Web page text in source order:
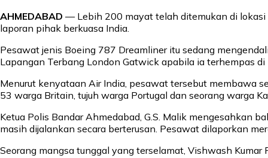
AHMEDABAD — Lebih 200 mayat telah ditemukan di lokasi
laporan pihak berkuasa India.
Pesawat jenis Boeing 787 Dreamliner itu sedang
Lapangan Terbang London Gatwick apabila ia terhempas
Menurut kenyataan Air India, pesawat tersebut membawa
53 warga Britain, tujuh warga Portugal dan seorang warga
Ketua Polis Bandar Ahmedabad, G.S. Malik mengesahkan
masih dijalankan secara berterusan. Pesawat dilaporkan
Seorang mangsa tunggal yang terselamat, Vishwash